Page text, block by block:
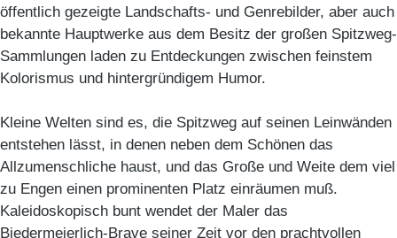
öffentlich gezeigte Landschafts- und Genrebilder, aber auch
bekannte Hauptwerke aus dem Besitz der großen Spitzweg-
Sammlungen laden zu Entdeckungen zwischen feinstem
Kolorismus und hintergründigem Humor.
Kleine Welten sind es, die Spitzweg auf seinen Leinwänden
entstehen lässt, in denen neben dem Schönen das
Allzumenschliche haust, und das Große und Weite dem viel
zu Engen einen prominenten Platz einräumen muß.
Kaleidoskopisch bunt wendet der Maler das
Biedermeierlich-Brave seiner Zeit vor den prachtvollen